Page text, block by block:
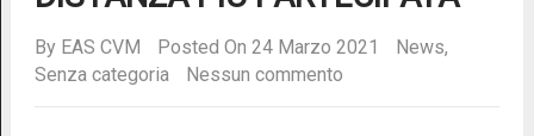
By EAS CVM Posted On 24 Marzo 2021 News,
Senza categoria
Nessun commento